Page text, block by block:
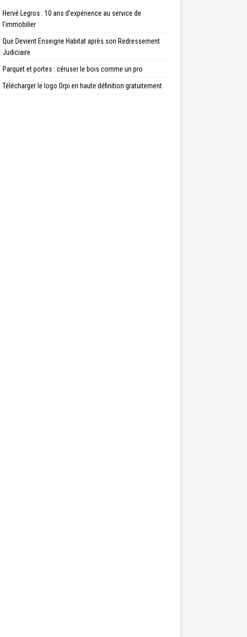
Hervé Legros : 10 ans d’expérience au service de
l’immobilier
Que Devient Enseigne Habitat après son Redressement
Judiciaire
Parquet et portes : céruser le bois comme un pro
Télécharger le logo Orpi en haute définition gratuitement